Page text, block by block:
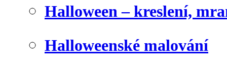
Halloween – kreslení,
Halloweenské malování